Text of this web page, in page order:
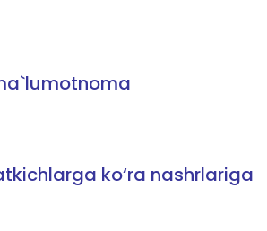
ko‘ra nashrlariga